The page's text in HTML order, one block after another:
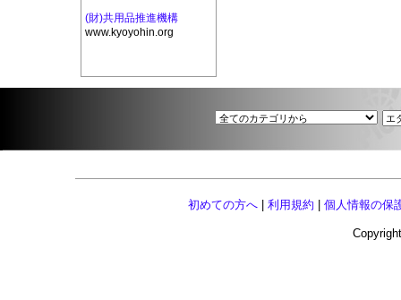
(財)共用品推進機構
www.kyoyohin.org
初めての方へ 利用規約 個人情報の保